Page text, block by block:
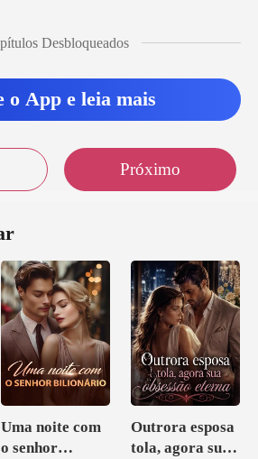
Desbloqueados
o App e leia mais
Próximo
Uma noite com
o senhor
Outrora esposa
tola, agora sua